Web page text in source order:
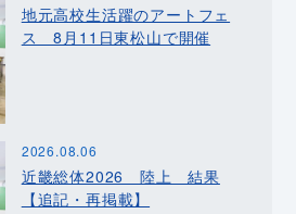
地元高校生活躍のアートフェ
ス 8月11日東松山で開催
2026.08.06
近畿総体2026 陸上 結果
【追記・再掲載】